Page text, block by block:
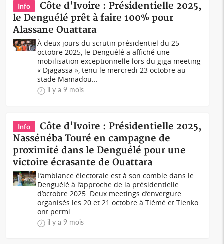
Info
Côte d'Ivoire : Présidentielle 2025,
le Denguélé prêt à faire 100% pour
Alassane Ouattara
À deux jours du scrutin présidentiel du 25
octobre 2025, le Denguélé a affiché une
mobilisation exceptionnelle lors du giga meeting
« Djagassa », tenu le mercredi 23 octobre au
stade Mamadou...
il y a 9 mois
Info
Côte d'Ivoire : Présidentielle 2025,
Nassénéba Touré en campagne de
proximité dans le Denguélé pour une
victoire écrasante de Ouattara
L’ambiance électorale est à son comble dans le
Denguélé à l’approche de la présidentielle
d’octobre 2025. Deux meetings d’envergure
organisés les 20 et 21 octobre à Tiémé et Tienko
ont permi...
il y a 9 mois